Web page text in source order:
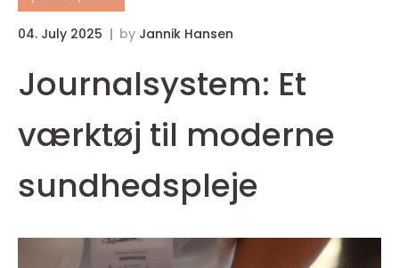
04. July 2025 by Jannik Hansen
Journalsystem: Et
værktøj til moderne
sundhedspleje